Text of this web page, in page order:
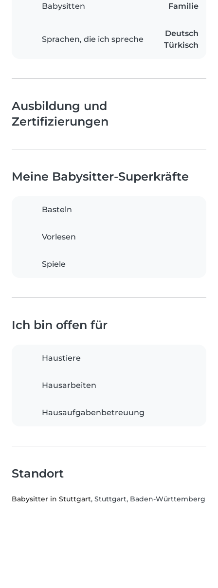
Babysitten Familie
Sprachen, die ich spreche
Deutsch
Türkisch
Ausbildung und
Zertifizierungen
Meine Babysitter-Superkräfte
Basteln
Vorlesen
Spiele
Ich bin offen für
Haustiere
Hausarbeiten
Hausaufgabenbetreuung
Standort
Babysitter in Stuttgart, Stuttgart, Baden-Württemberg